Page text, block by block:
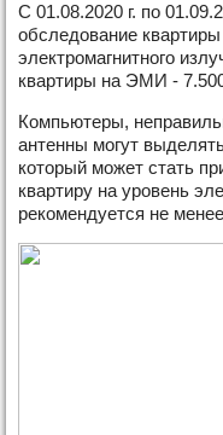
С 01.08.2020 г. по
обследование
электромагнитного
квартиры на ЭМИ -
Компьютеры,
антенны могут
который может стать
квартиру на уровень
рекомендуется не